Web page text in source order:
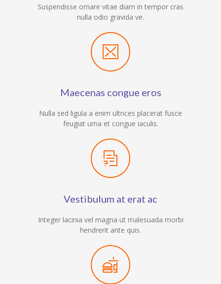
Suspendisse ornare vitae diam in tempor cras
nulla odio gravida ve.
Maecenas congue eros
Nulla sed ligula a enim ultrices placerat fusce
feugiat urna et congue iaculis.
Vestibulum at erat ac
Integer lacinia vel magna ut malesuada morbi
hendrerit ante quis.